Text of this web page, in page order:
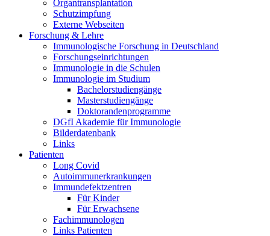
Organtransplantation
Schutzimpfung
Externe Webseiten
Forschung & Lehre
Immunologische Forschung in Deutschland
Forschungseinrichtungen
Immunologie in die Schulen
Immunologie im Studium
Bachelorstudiengänge
Masterstudiengänge
Doktorandenprogramme
DGfI Akademie für Immunologie
Bilderdatenbank
Links
Patienten
Long Covid
Autoimmunerkrankungen
Immundefektzentren
Für Kinder
Für Erwachsene
Fachimmunologen
Links Patienten